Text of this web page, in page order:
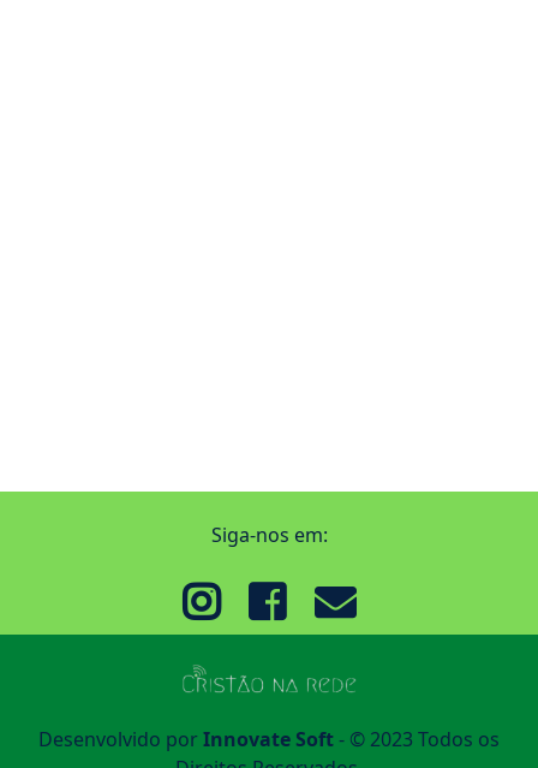
Siga-nos em:
Desenvolvido porInnovate Soft- © 2023 Todos os